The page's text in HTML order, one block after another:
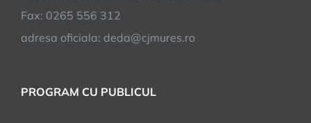
Fax: 0265 556 312
adresa oficiala: deda@cjmures.ro
PROGRAM CU PUBLICUL